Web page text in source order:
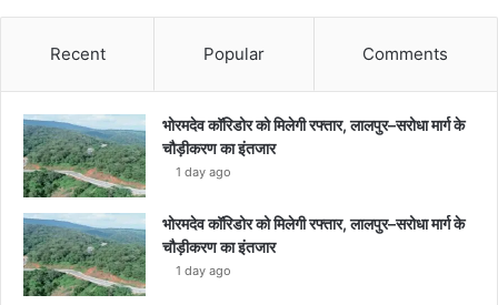
Recent Popular Comments
भोरमदेव कॉरिडोर को मिलेगी रफ्तार, लालपुर–सरोधा मार्ग के
चौड़ीकरण का इंतजार
1 day ago
भोरमदेव कॉरिडोर को मिलेगी रफ्तार, लालपुर–सरोधा मार्ग के
चौड़ीकरण का इंतजार
1 day ago